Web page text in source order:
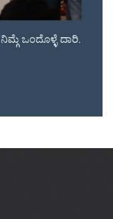
ಒಂದೊಳ್ಳೆ ದಾರಿ.